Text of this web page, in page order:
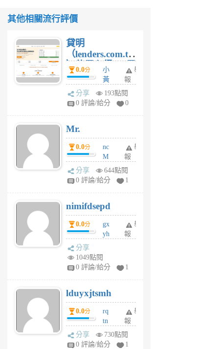
其他相關流行評價
貸明
（lenders.com.tw
）使用心得 — 民
間貸款比較平台
體驗
0.0分
小
黃
蜂
1
舉
報
分享
193點閱
0 評論/給分
0
Mr.
0.0分
nc
M
U
F
U
5
個
月
舉
報
分享
644點閱
0 評論/給分
1
nimifdsepd
0.0分
gx
yh
jl
月
前
舉
報
分享
1049點閱
0 評論/給分
1
lduyxjtsmh
0.0分
rq
tn
jt
gl
舉
報
分享
730點閱
0 評論/給分
1